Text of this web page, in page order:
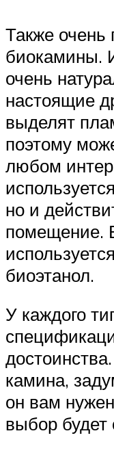
Также очень
биокамины.
очень
настоящие
выделят
поэтому
любом
но и
помещение.
биоэтанол.
У каждого
камина,
он вам
выбор будет